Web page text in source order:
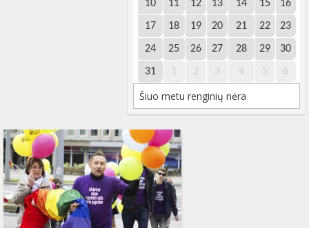
10 11 12 13 14 15 16
17 18 19 20 21 22 23
24 25 26 27 28 29 30
31 1 2 3 4 5 6
Šiuo metu renginių nėra